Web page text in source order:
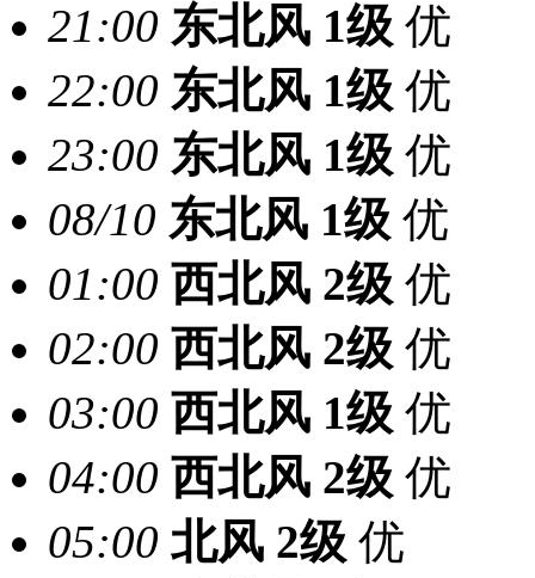
21:00 东北风 1级 优
22:00 东北风 1级 优
23:00 东北风 1级 优
08/10 东北风 1级 优
01:00 西北风 2级 优
02:00 西北风 2级 优
03:00 西北风 1级 优
04:00 西北风 2级 优
05:00 北风 2级 优